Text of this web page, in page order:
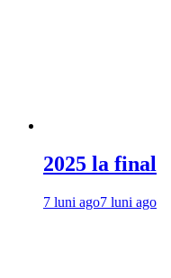
2025 la final
7 luni ago7 luni ago